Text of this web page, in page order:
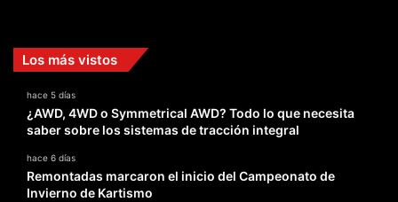
Los más vistos
hace 5 días
¿AWD, 4WD o Symmetrical AWD? Todo lo que necesita
saber sobre los sistemas de tracción integral
hace 6 días
Remontadas marcaron el inicio del Campeonato de
Invierno de Kartismo